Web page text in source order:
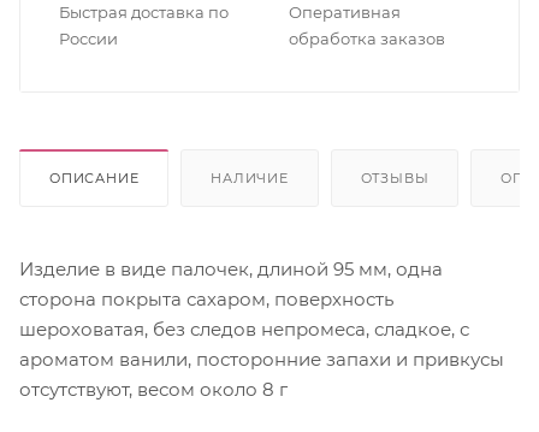
Быстрая доставка по
России
Оперативная
обработка заказов
ОПИСАНИЕ НАЛИЧИЕ ОТЗЫВЫ
Изделие в виде палочек, длиной 95 мм, одна
сторона покрыта сахаром, поверхность
шероховатая, без следов непромеса, сладкое, с
ароматом ванили, посторонние запахи и привкусы
отсутствуют, весом около 8 г